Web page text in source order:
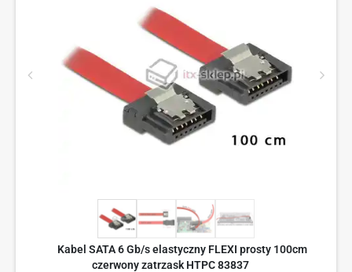
Kabel SATA 6 Gb/s elastyczny FLEXI prosty 100cm
czerwony zatrzask HTPC 83837